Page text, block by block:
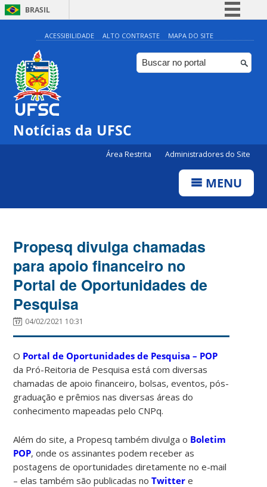
BRASIL
Simplifique!
Comunica BR
Participe
ACESSIBILIDADE ALTO CONTRASTE MAPA DO SITE
Notícias da UFSC
Área Restrita Administradores do Site
MENU
Propesq divulga chamadas
para apoio financeiro no
Portal de Oportunidades de
Pesquisa
04/02/2021 10:31
O Portal de Oportunidades de Pesquisa – POP
da Pró-Reitoria de Pesquisa está com diversas
chamadas de apoio financeiro, bolsas, eventos, pós-
graduação e prêmios nas diversas áreas do
conhecimento mapeadas pelo CNPq.
Além do site, a Propesq também divulga o Boletim
POP, onde os assinantes podem receber as
postagens de oportunidades diretamente no e-mail
– elas também são publicadas noTwitter e